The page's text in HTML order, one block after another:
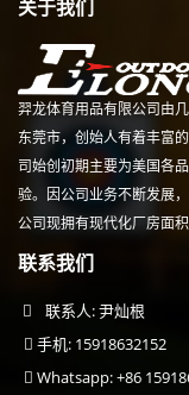
关于我们
羿龙体育用品有限公司由
东莞市，创始人有着丰富
司始创初期主要为美国各
验。因公司业务不断发展
公司现拥有现代化厂房面
联系我们
联系人: 尹灿根
手机: 15918632152
Whatsapp: +86